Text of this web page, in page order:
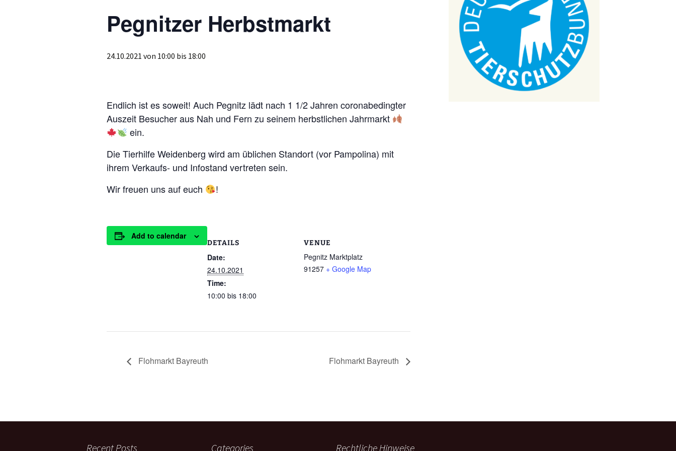
Pegnitzer Herbstmarkt
24.10.2021 von 10:00 bis 18:00
Endlich ist es soweit! Auch Pegnitz lädt nach 1 1/2 Jahren coronabedingter
Auszeit Besucher aus Nah und Fern zu seinem herbstlichen Jahrmarkt
ein.
Die Tierhilfe Weidenberg wird am üblichen Standort (vor Pampolina) mit
ihrem Verkaufs- und Infostand vertreten sein.
Wir freuen uns auf euch
!
Add to calendar
DETAILS
Date:
24.10.2021
Time:
10:00 bis 18:00
VENUE
Pegnitz Marktplatz
91257 + Google Map
Flohmarkt Bayreuth Flohmarkt Bayreuth
Recent Posts Categories Rechtliche Hinweise